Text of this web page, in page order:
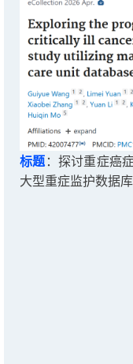
标题： 探讨重症癌
大型重症监护数据